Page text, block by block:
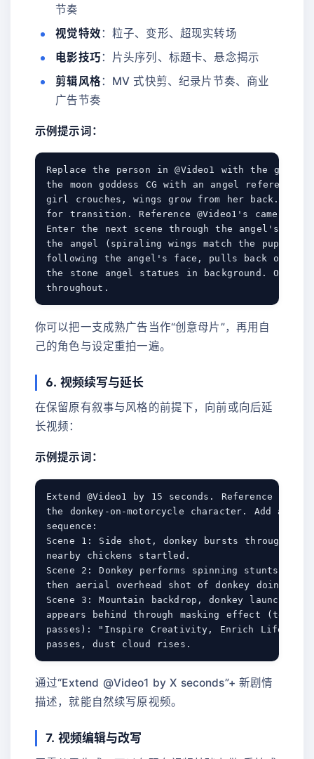
节奏
视觉特效：粒子、变形、超现实转场
电影技巧：片头序列、标题卡、悬念揭示
剪辑风格：MV 式快剪、纪录片节奏、商业
广告节奏
示例提示词：
Replace the person in @Video1 with the girl in
the moon goddess CG with an angel referencing
girl crouches, wings grow from her back. Wings
for transition. Reference @Video1's camera
Enter the next scene through the angel's
the angel (spiraling wings match the pupil),
following the angel's face, pulls back on
the stone angel statues in background. One
你可以把一支成熟广告当作“创意母片”，再用自
己的角色与设定重拍一遍。
6. 视频续写与延长
在保留原有叙事与风格的前提下，向前或向后延
长视频：
示例提示词：
Extend @Video1 by 15 seconds. Reference
the donkey-on-motorcycle character. Add a
sequence:
Scene 1: Side shot, donkey bursts through
nearby chickens startled.
Scene 2: Donkey performs spinning stunts on
then aerial overhead shot of donkey doing
Scene 3: Mountain backdrop, donkey launches
appears behind through masking effect (text
passes): "Inspire Creativity, Enrich Life".
通过“Extend @Video1 by X seconds”+ 新剧情
描述，就能自然续写原视频。
7. 视频编辑与改写